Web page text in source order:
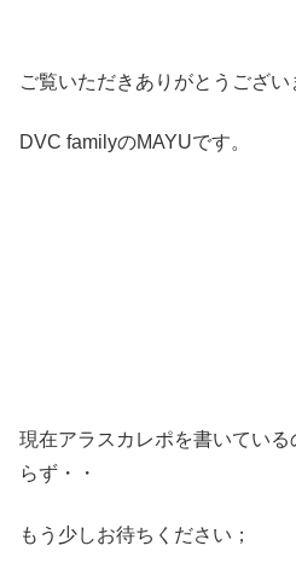
ご覧いただきありがとうござい
DVC familyのMAYUです。
現在アラスカレポを書いている
らず・・
もう少しお待ちください；